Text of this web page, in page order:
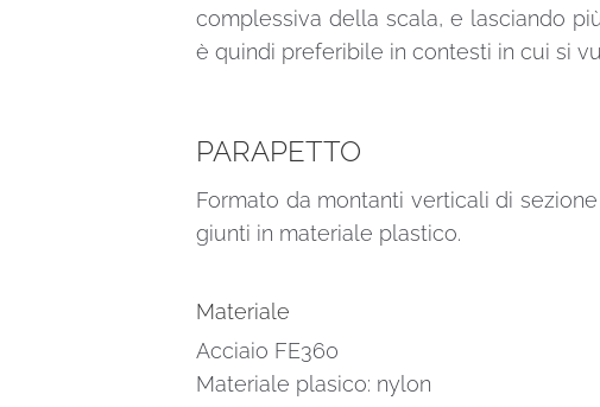
complessiva della scala, e lasciando
è quindi preferibile in contesti in cui si
PARAPETTO
Formato da montanti verticali di
giunti in materiale plastico.
Materiale
Acciaio FE360
Materiale plasico: nylon